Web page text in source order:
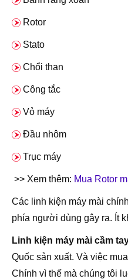
Rotor
Stato
Chổi than
Công tắc
Vỏ máy
Đầu nhôm
Trục máy
>> Xem thêm: Mua Rotor
Các linh kiện máy mài
phía người dùng gây ra. Ít
Linh kiện máy mài cầm
Quốc sản xuất. Và việc
Chính vì thế mà chúng tôi